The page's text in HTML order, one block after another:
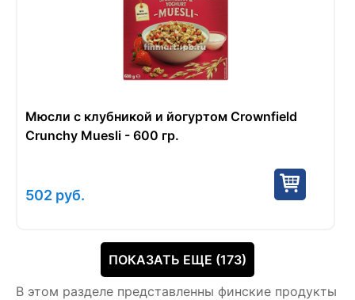
Мюсли с клубникой и йогуртом Crownfield
Crunchy Muesli - 600 гр.
502 руб.
ПОКАЗАТЬ ЕЩЕ (173)
В этом разделе представленны финские продукты